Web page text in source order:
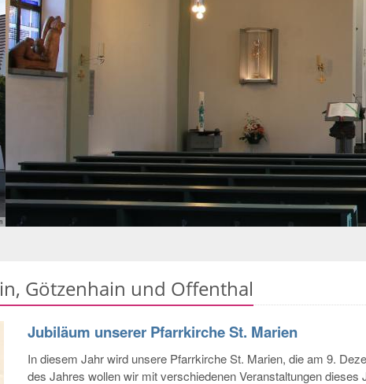
Innenansicht
Innenansicht
Götzenhain und Offenthal
Jubiläum unserer Pfarrkirche St. Marien
In diesem Jahr wird unsere Pfarrkirche St. Marien, die am 9.
des Jahres wollen wir mit verschiedenen Veranstaltungen dieses